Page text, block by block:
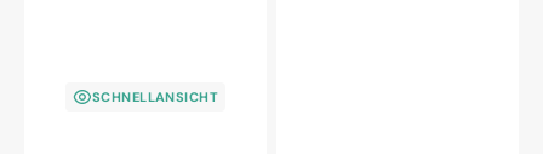
SCHNELLANSICHT